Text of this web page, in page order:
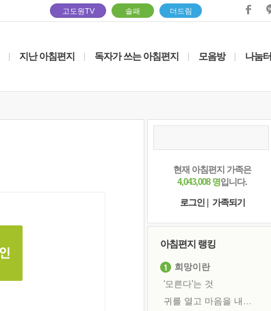
고도원TV 솔패 더드림
지난 아침편지 독자가 쓰는 아침편지 모음방 나눔터
현재 아침편지 가족은
4,043,008 명입니다.
로그인
가족되기
아침편지 랭킹
희망이란
'모른다'는 것
귀를 열고 마음을 내어주고